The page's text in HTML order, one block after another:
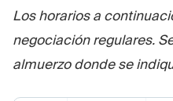
Los horarios a
negociación regulares.
almuerzo donde se